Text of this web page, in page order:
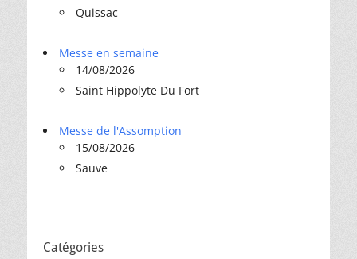
Quissac
Messe en semaine
14/08/2026
Saint Hippolyte Du Fort
Messe de l'Assomption
15/08/2026
Sauve
Catégories